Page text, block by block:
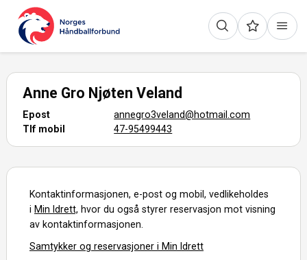
Anne Gro Njøten Veland
Epost
annegro3veland@hotmail.com
Tlf mobil
47-95499443
Kontaktinformasjonen, e-post og mobil, vedlikeholdes
i Min Idrett, hvor du også styrer reservasjon mot visning
av kontaktinformasjonen.
Samtykker og reservasjoner i Min Idrett